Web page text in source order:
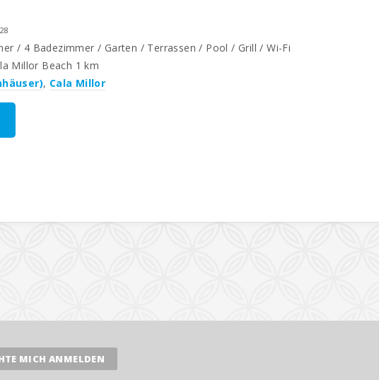
/ 4 Badezimmer / Garten / Terrassen / Pool / Grill / Wi-Fi
Millor Beach 1 km
, Cala Millor